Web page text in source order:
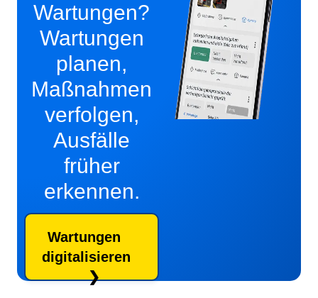
Wartungen?
Wartungen
planen,
Maßnahmen
verfolgen,
Ausfälle
früher
erkennen.​
Wartungen
digitalisieren